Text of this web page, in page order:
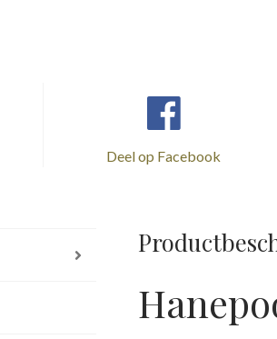
Deel op Facebook